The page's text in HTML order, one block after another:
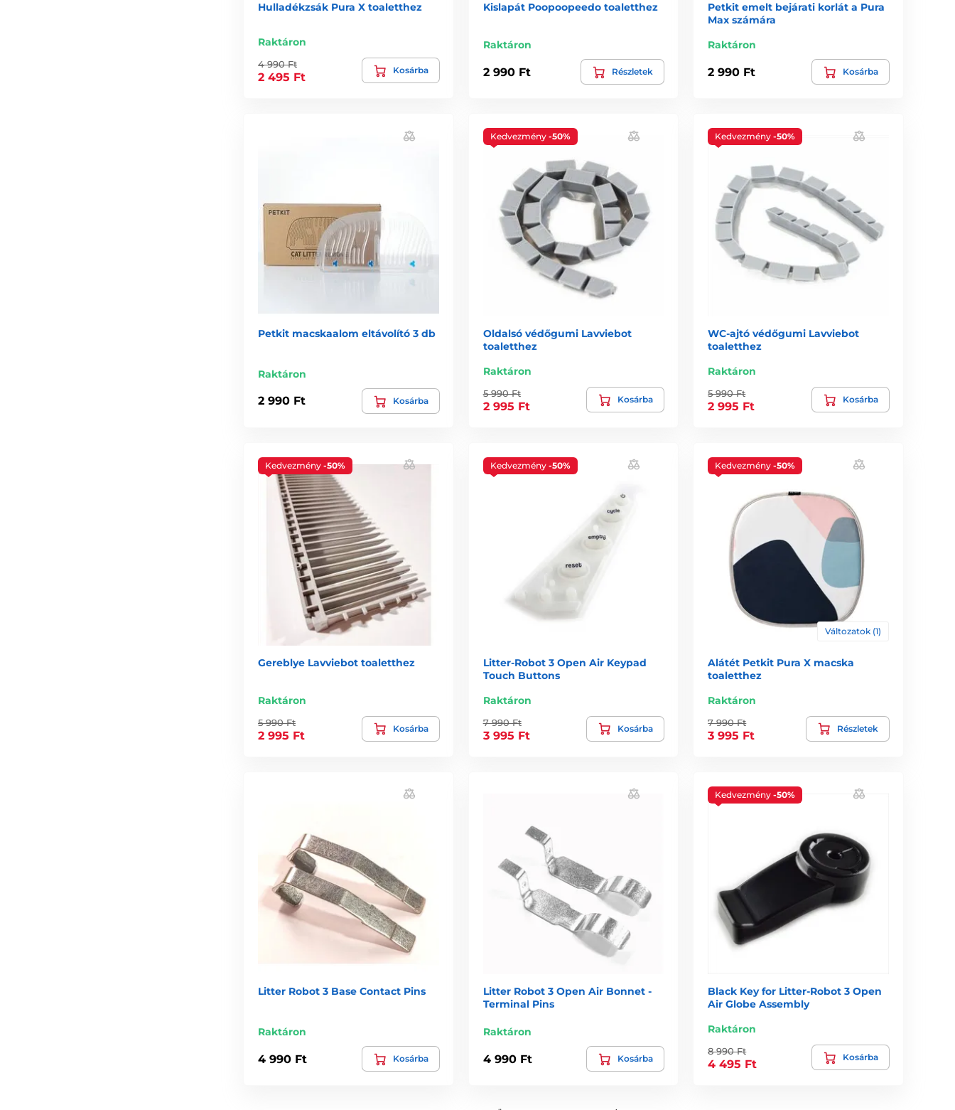
Hulladékzsák Pura X toaletthez
Raktáron
4 990 Ft
2 495 Ft
Kosárba
Kislapát Poopoopeedo toaletthez
Raktáron
2 990 Ft Részletek
Petkit emelt bejárati korlát a Pura
Max számára
Raktáron
2 990 Ft Kosárba
Petkit macskaalom eltávolító 3 db
Raktáron
2 990 Ft Kosárba
Kedvezmény -50%
Oldalsó védőgumi Lavviebot
toaletthez
Raktáron
5 990 Ft
2 995 Ft
Kosárba
Kedvezmény-50%
WC-ajtó védőgumi Lavviebot
toaletthez
Raktáron
5 990 Ft
2 995 Ft
Kosárba
Kedvezmény -50%
Gereblye Lavviebot toaletthez
Raktáron
5 990 Ft
2 995 Ft
Kosárba
Kedvezmény -50%
Litter-Robot 3 Open Air Keypad
Touch Buttons
Raktáron
7 990 Ft
3 995 Ft
Kosárba
Kedvezmény-50%
Változatok (1)
Alátét Petkit Pura X macska
toaletthez
Raktáron
7 990 Ft
3 995 Ft
Részletek
Litter Robot 3 Base Contact Pins
Raktáron
4 990 Ft Kosárba
Litter Robot 3 Open Air Bonnet -
Terminal Pins
Raktáron
4 990 Ft Kosárba
Kedvezmény-50%
Black Key for Litter-Robot 3 Open
Air Globe Assembly
Raktáron
8 990 Ft
4 495 Ft
Kosárba